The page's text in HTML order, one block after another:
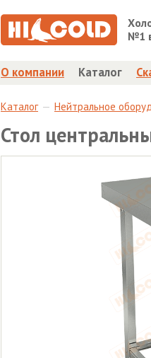
№1
О компании Каталог
Каталог Нейтральное
Стол